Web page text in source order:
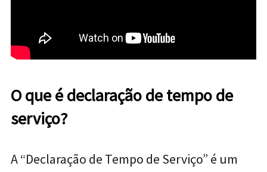
O que é declaração de tempo de
serviço?
A “Declaração de Tempo de Serviço” é um